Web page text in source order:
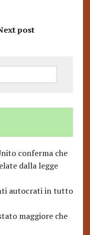
post
conferma che
dalla legge
autocrati in tutto
maggiore che